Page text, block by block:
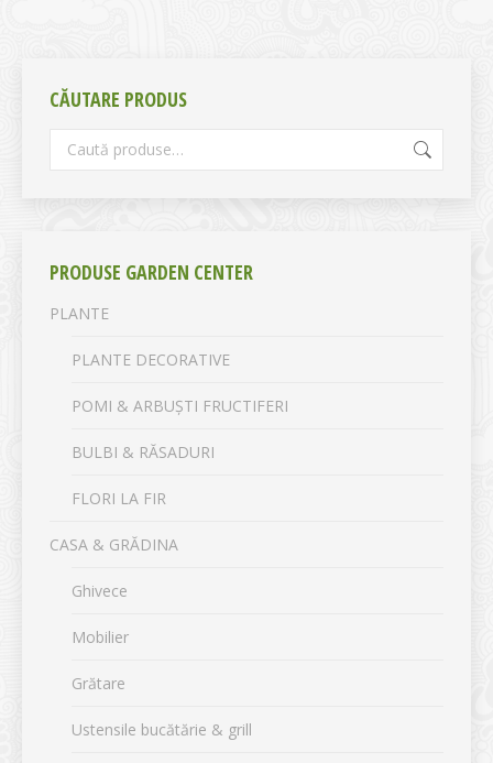
CĂUTARE PRODUS
PRODUSE GARDEN CENTER
PLANTE
PLANTE DECORATIVE
POMI & ARBUȘTI FRUCTIFERI
BULBI & RĂSADURI
FLORI LA FIR
CASA & GRĂDINA
Ghivece
Mobilier
Grătare
Ustensile bucătărie & grill